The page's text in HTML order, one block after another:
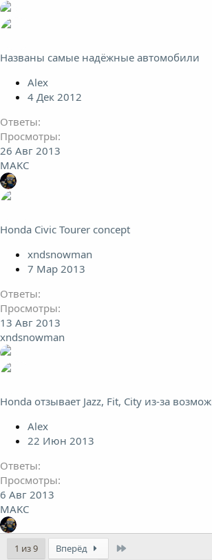
Названы самые надёжные автомобили
Alex
4 Дек 2012
Ответы
Просмотры
26 Авг 2013
MAKC
Honda Civic Tourer concept
xndsnowman
7 Мар 2013
Ответы
Просмотры
13 Авг 2013
xndsnowman
Honda отзывает Jazz, Fit, City из-за
Alex
22 Июн 2013
Ответы
Просмотры
6 Авг 2013
MAKC
1 из 9 Вперёд